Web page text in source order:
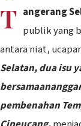
T angerang
publik yang
antara niat,
Selatan, dua isu
pembenahan